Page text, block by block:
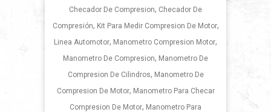
Checador De Compresion, Checador De
Compresión, Kit Para Medir Compresion De Motor,
Linea Automotor, Manometro Compresion Motor,
Manometro De Compresion, Manometro De
Compresion De Cilindros, Manometro De
Compresion De Motor, Manometro Para Checar
Compresion De Motor, Manometro Para